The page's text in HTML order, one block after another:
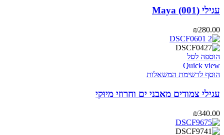
עגילי (001) Maya
₪280.00
הוספה לסל
Quick view
הוסף לרשימת המשאלות
עגילי צמודים מאבני ים וחרוזי מיוּקי
₪340.00